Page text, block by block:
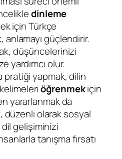
dinleme
için Türkçe
güçlendirir.
düşüncelerinizi
yardımcı olur.
pratiği yapmak, dilin
kelimeleriöğrenmekiçin
yararlanmak da
düzenli olarak sosyal
gelişiminizi
tanışma fırsatı